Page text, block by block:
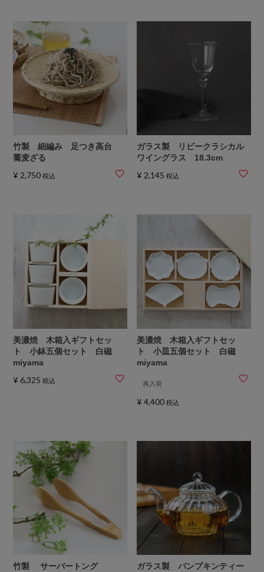
竹製 細編み 足つき高台
蕎麦ざる
¥ 2,750 税込
ガラス製 リビークラシカル
ワイングラス 18.3cm
¥ 2,145 税込
美濃焼 木箱入ギフトセッ
ト 小鉢五個セット 白磁
miyama
¥ 6,325 税込
美濃焼 木箱入ギフトセッ
ト 小皿五個セット 白磁
miyama
再入荷
¥ 4,400 税込
竹製 サーバートング
ガラス製 パンプキンティー